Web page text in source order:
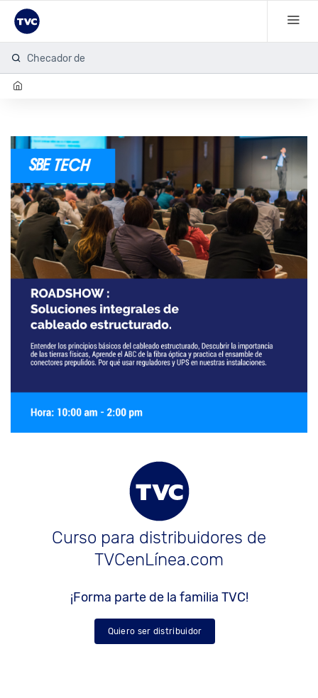
Checador de h
Curso para distribuidores de
TVCenLínea.com
¡Forma parte de la familia TVC!
Quiero ser distribuidor